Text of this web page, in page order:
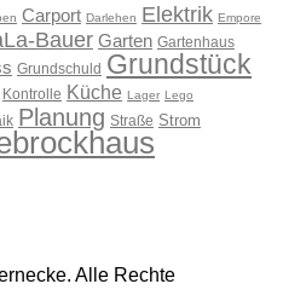
Carport Darlehen Elektrik Empore
Bauer Garten Gartenhaus
Grundschuld Grundstück
Kontrolle Küche Lager Lego
Planung Straße Strom
Alle Rechte